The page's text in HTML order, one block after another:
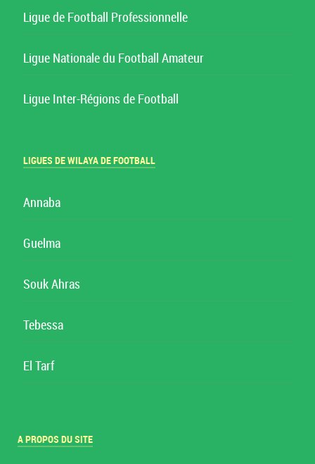
Ligue de Football Professionnelle
Ligue Nationale du Football Amateur
Ligue Inter-Régions de Football
LIGUES DE WILAYA DE FOOTBALL
Annaba
Guelma
Souk Ahras
Tebessa
El Tarf
A PROPOS DU SITE